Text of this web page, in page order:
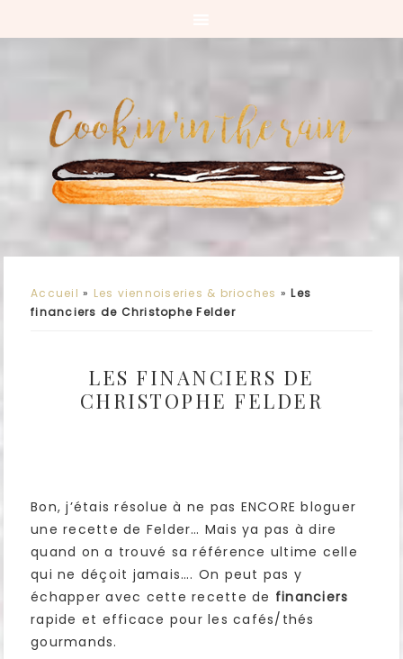
Accueil » Les viennoiseries & brioches »Les
financiers de Christophe Felder
LES FINANCIERS DE
CHRISTOPHE FELDER
Bon, j’étais résolue à ne pas ENCORE bloguer
une recette de Felder… Mais ya pas à dire
quand on a trouvé sa référence ultime celle
qui ne déçoit jamais…. On peut pas y
échapper avec cette recette de financiers
rapide et efficace pour les cafés/thés
gourmands.